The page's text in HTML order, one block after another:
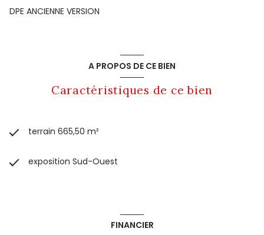
DPE ANCIENNE VERSION
A PROPOS DE CE BIEN
Caractéristiques de ce bien
terrain 665,50 m²
exposition Sud-Ouest
FINANCIER